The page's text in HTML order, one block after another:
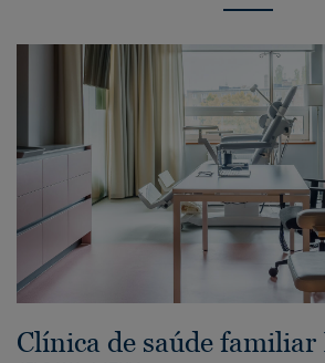
Clínica de saúde familiar